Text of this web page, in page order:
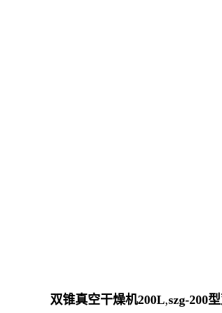
双锥真空干燥机200L,szg-200